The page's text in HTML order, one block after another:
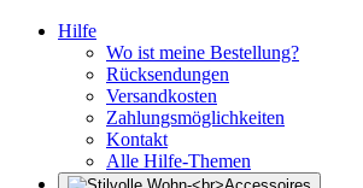
Hilfe
Wo ist meine Bestellung?
Rücksendungen
Versandkosten
Zahlungsmöglichkeiten
Kontakt
Alle Hilfe-Themen